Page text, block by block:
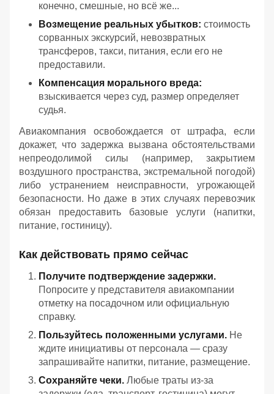
конечно, смешные, но всё же...
Возмещение реальных убытков: стоимость
сорванных экскурсий, невозвратных
трансферов, такси, питания, если его не
предоставили.
Компенсация морального вреда:
взыскивается через суд, размер определяет
судья.
Авиакомпания освобождается от штрафа, если
докажет, что задержка вызвана обстоятельствами
непреодолимой силы (например, закрытием
воздушного пространства, экстремальной погодой)
либо устранением неисправности, угрожающей
безопасности. Но даже в этих случаях перевозчик
обязан предоставить базовые услуги (напитки,
питание, гостиницу).
Как действовать прямо сейчас
Получите подтверждение задержки.
Попросите у представителя авиакомпании
отметку на посадочном или официальную
справку.
Пользуйтесь положенными услугами. Не
ждите инициативы от персонала — сразу
запрашивайте напитки, питание, размещение.
Сохраняйте чеки. Любые траты из‑за